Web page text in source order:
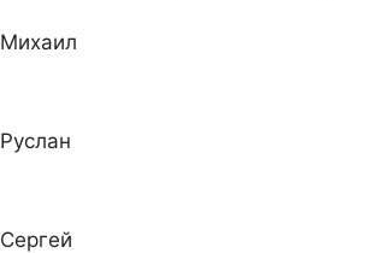
Михаил
Руслан
Сергей